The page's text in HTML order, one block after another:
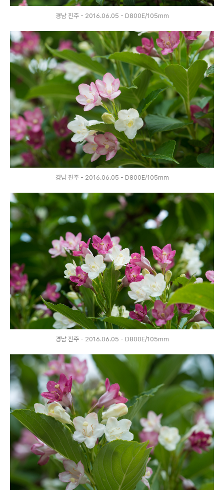
경남 진주 - 2016.06.05 - D800E/105mm
경남 진주 - 2016.06.05 - D800E/105mm
경남 진주 - 2016.06.05 - D800E/105mm